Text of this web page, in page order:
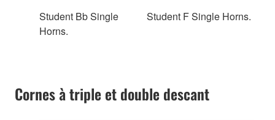
Student Bb Single
Horns.
Student F Single Horns.
Cornes à triple et double descant